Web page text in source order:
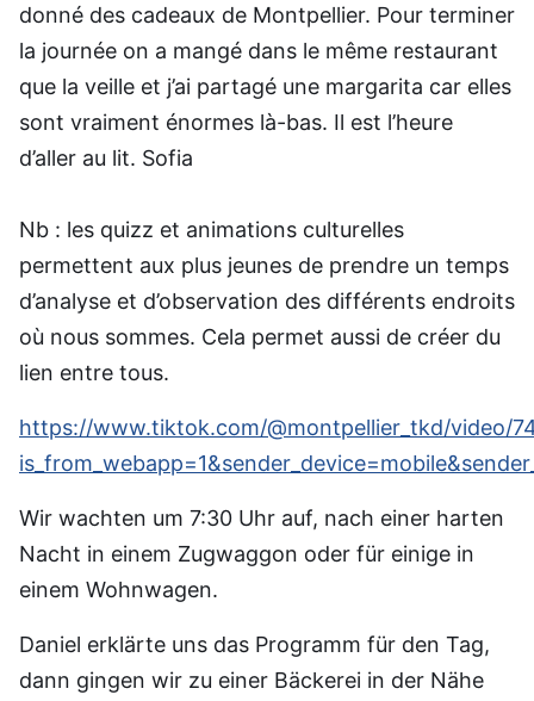
donné des cadeaux de Montpellier. Pour terminer
la journée on a mangé dans le même restaurant
que la veille et j’ai partagé une margarita car elles
sont vraiment énormes là-bas. Il est l’heure
d’aller au lit. Sofia
Nb : les quizz et animations culturelles
permettent aux plus jeunes de prendre un temps
d’analyse et d’observation des différents endroits
où nous sommes. Cela permet aussi de créer du
lien entre tous.
https://www.tiktok.com/@montpellier_tkd/video/
Wir wachten um 7:30 Uhr auf, nach einer harten
Nacht in einem Zugwaggon oder für einige in
einem Wohnwagen.
Daniel erklärte uns das Programm für den Tag,
dann gingen wir zu einer Bäckerei in der Nähe